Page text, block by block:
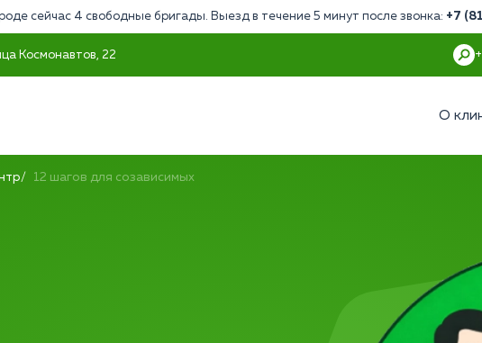
сейчас 4 свободные бригады. Выезд в течение 5 минут после звонка: +7
Космонавтов, 22
О
12 шагов для созависимых